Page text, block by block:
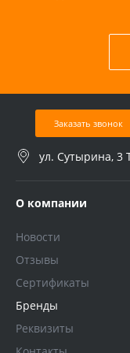
Заказать звонок
ул. Сутырина, 3
О компании
Новости
Отзывы
Сертификаты
Бренды
Реквизиты